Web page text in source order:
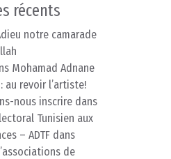
récents
notre camarade
Mohamad Adnane
au revoir l’artiste!
nous inscrire dans
Tunisien aux
– ADTF dans
de